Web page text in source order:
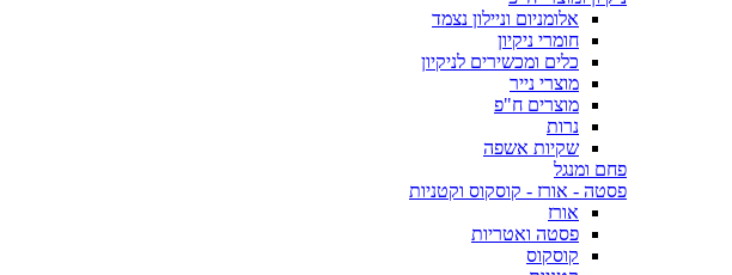
אלומניום וניילון נצמד
חומרי ניקיון
כלים ומכשירים לניקיון
מוצרי נייר
מוצרים ח"פ
נרות
שקיות אשפה
פחם ומנגל
פסטה - אורז - קוסקוס וקטניות
אורז
פסטה ואטריות
קוסקוס